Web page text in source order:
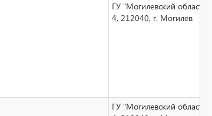
ГУ "Могилевский
4, 212040, г. Могилев
ГУ "Могилевский